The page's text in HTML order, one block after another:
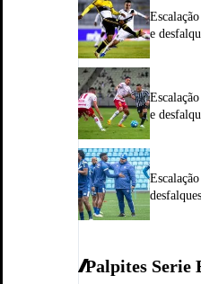
e
e
Palpites Serie